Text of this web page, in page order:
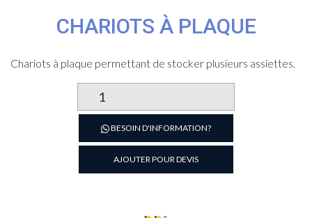
CHARIOTS À PLAQUE
Chariots à plaque permettant de stocker plusieurs assiettes.
de
Chariots
à
plaque
BESOIN D'INFORMATION?
AJOUTER POUR DEVIS